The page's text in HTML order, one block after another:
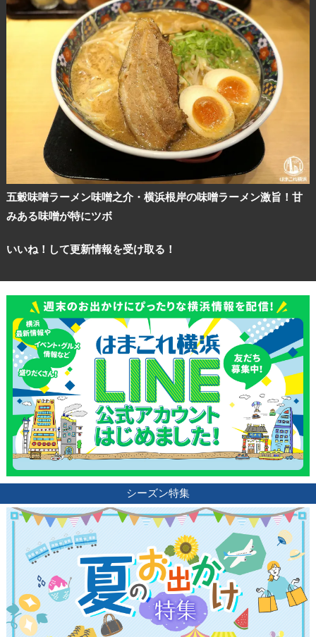
五穀味噌ラーメン味噌之介・横浜根岸の味噌ラーメン激旨！甘
みある味噌が特にツボ
いいね！して更新情報を受け取る！
シーズン特集
ランキング
サイトについて